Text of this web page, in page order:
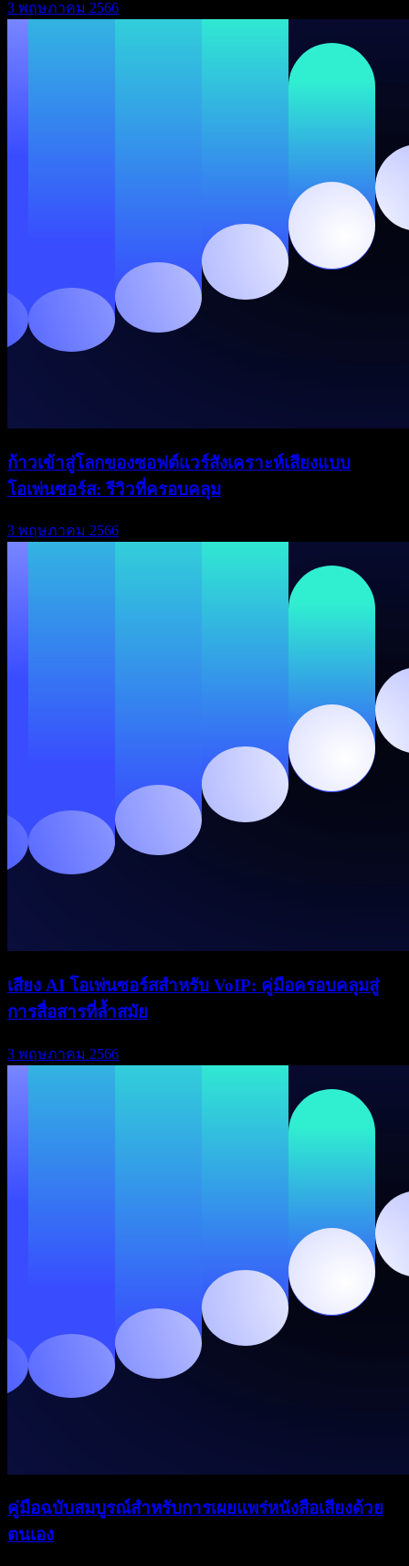
3 พฤษภาคม 2566
ก้าวเข้าสู่โลกของซอฟต์แวร์สังเคราะห์เสียงแบบ
โอเพ่นซอร์ส: รีวิวที่ครอบคลุม
3 พฤษภาคม 2566
เสียง AI โอเพ่นซอร์สสำหรับ VoIP: คู่มือครอบคลุมสู่
การสื่อสารที่ล้ำสมัย
3 พฤษภาคม 2566
คู่มือฉบับสมบูรณ์สำหรับการเผยแพร่หนังสือเสียงด้วย
ตนเอง